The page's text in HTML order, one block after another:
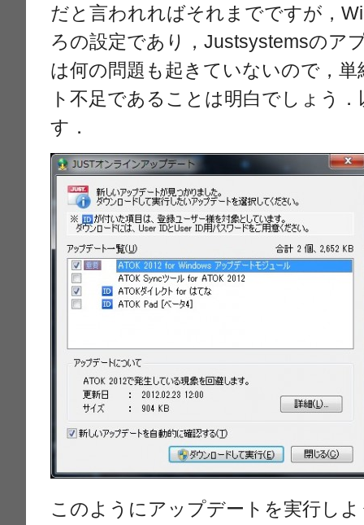
だと言われればそれまでですが，
ろの設定であり，Justsystemsのア
は何の問題も起きていないので，
ト不足であることは明白でしょう
す．
このようにアップデートを実行し